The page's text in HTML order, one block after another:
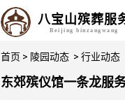
八宝山殡葬服
Beijing binzangwang
首页 > 陵园动态 > 行业动态
东郊殡仪馆一条龙服